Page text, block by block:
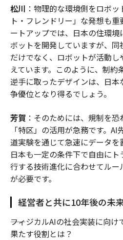
松川 ：物理的な環境側をロボ
ト・フレンドリー」な発想も
ートアップでは、日本の住環
ボットを開発していますが、
だけでなく、ロボットが活動
えています。このように、制約
逆手に取ったデザインは、日
争優位となり得るでしょう。
芳賀 ：そのためには、規制を
「特区」の活用が急務です。
道実験を通じて急速にデータを
日本も一定の条件下で自由に
行する技術進化に合わせてル
が必要です。
経営者と共に10年後の未
――フィジカルAIの社会実装に向
果たす役割とは？